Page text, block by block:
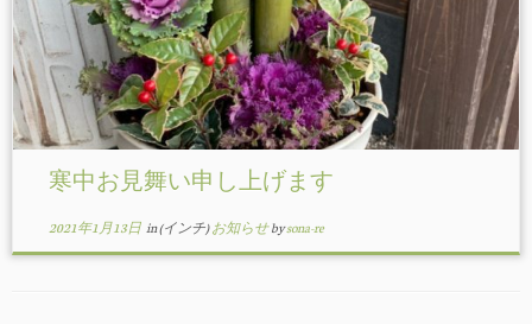
寒中お見舞い申し上げます
2021年1月13日in (インチ)お知らせbysona-re